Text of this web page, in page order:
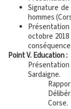
Signature
hommes
octobre
Point V. Education :
Sardaigne.
Corse.